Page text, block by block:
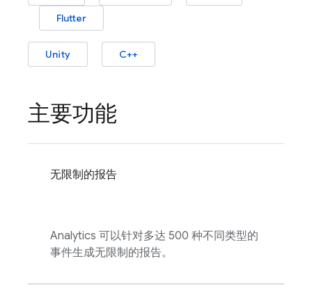
Flutter
Unity C++
主要功能
无限制的报告
Analytics 可以针对多达 500 种不同类型的
事件生成无限制的报告。